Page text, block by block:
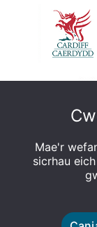
Mae'r
sicrhau
© Caerdydd